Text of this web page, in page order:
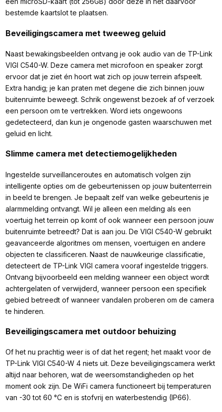
bestemde kaartslot te plaatsen.
Beveiligingscamera met tweeweg geluid
Naast bewakingsbeelden ontvang je ook audio van de TP-Link
VIGI C540-W. Deze camera met microfoon en speaker zorgt
ervoor dat je ziet én hoort wat zich op jouw terrein afspeelt.
Extra handig; je kan praten met degene die zich binnen jouw
buitenruimte beweegt. Schrik ongewenst bezoek af of verzoek
een persoon om te vertrekken. Word iets ongewoons
gedetecteerd, dan kun je ongenode gasten waarschuwen met
geluid en licht.
Slimme camera met detectiemogelijkheden
Ingestelde surveillanceroutes en automatisch volgen zijn
intelligente opties om de gebeurtenissen op jouw buitenterrein
in beeld te brengen. Je bepaalt zelf van welke gebeurtenis je
alarmmelding ontvangt. Wil je alleen een melding als een
voertuig het terrein op komt of ook wanneer een persoon jouw
buitenruimte betreedt? Dat is aan jou. De VIGI C540-W gebruikt
geavanceerde algoritmes om mensen, voertuigen en andere
objecten te classificeren. Naast de nauwkeurige classificatie,
detecteert de TP-Link VIGI camera vooraf ingestelde triggers.
Ontvang bijvoorbeeld een melding wanneer een object wordt
achtergelaten of verwijderd, wanneer persoon een specifiek
gebied betreedt of wanneer vandalen proberen om de camera
te hinderen.
Beveiligingscamera met outdoor behuizing
Of het nu prachtig weer is of dat het regent; het maakt voor de
TP-Link VIGI C540-W 4 niets uit. Deze beveiligingscamera werkt
altijd naar behoren, wat de weersomstandigheden op het
moment ook zijn. De WiFi camera functioneert bij temperaturen
van -30 tot 60 °C en is stofvrij en waterbestendig (IP66).